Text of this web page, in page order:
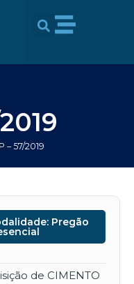
– 57/2019
Pregão
de CIMENTO